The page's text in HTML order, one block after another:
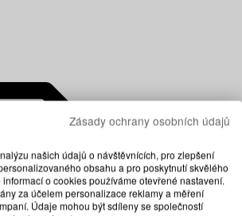
Zásady ochrany osobních údajů
našich údajů o návštěvnících, pro zlepšení
obsahu a pro poskytnutí skvělého
o cookies používáme otevřené nastavení.
za účelem personalizace reklamy a měření
Údaje mohou být sdíleny se společností